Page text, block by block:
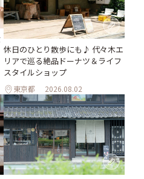
休日のひとり散歩にも♪ 代々木エ
リアで巡る絶品ドーナツ＆ライフ
スタイルショップ
東京都 2026.08.02